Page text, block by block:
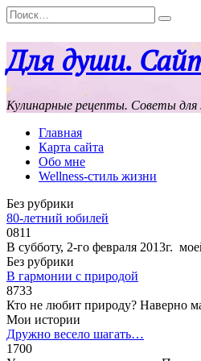
Перейти
к
содержанию
Search
for:
Для души.
Кулинарные рецепты. Советы для
Главная
Карта сайта
Обо мне
Wellness-стиль жизни
Без рубрики
80-летний юбилей
0811
В субботу, 2-го февраля 2013г.
Без рубрики
В гармонии с природой
8733
Кто не любит природу? Наверно
Мои истории
Дружно весело шагать…
1 700